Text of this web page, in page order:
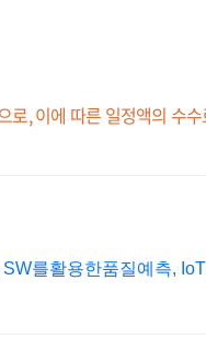
로, 이에 따른 일정액의 수
를활용한품질예측,